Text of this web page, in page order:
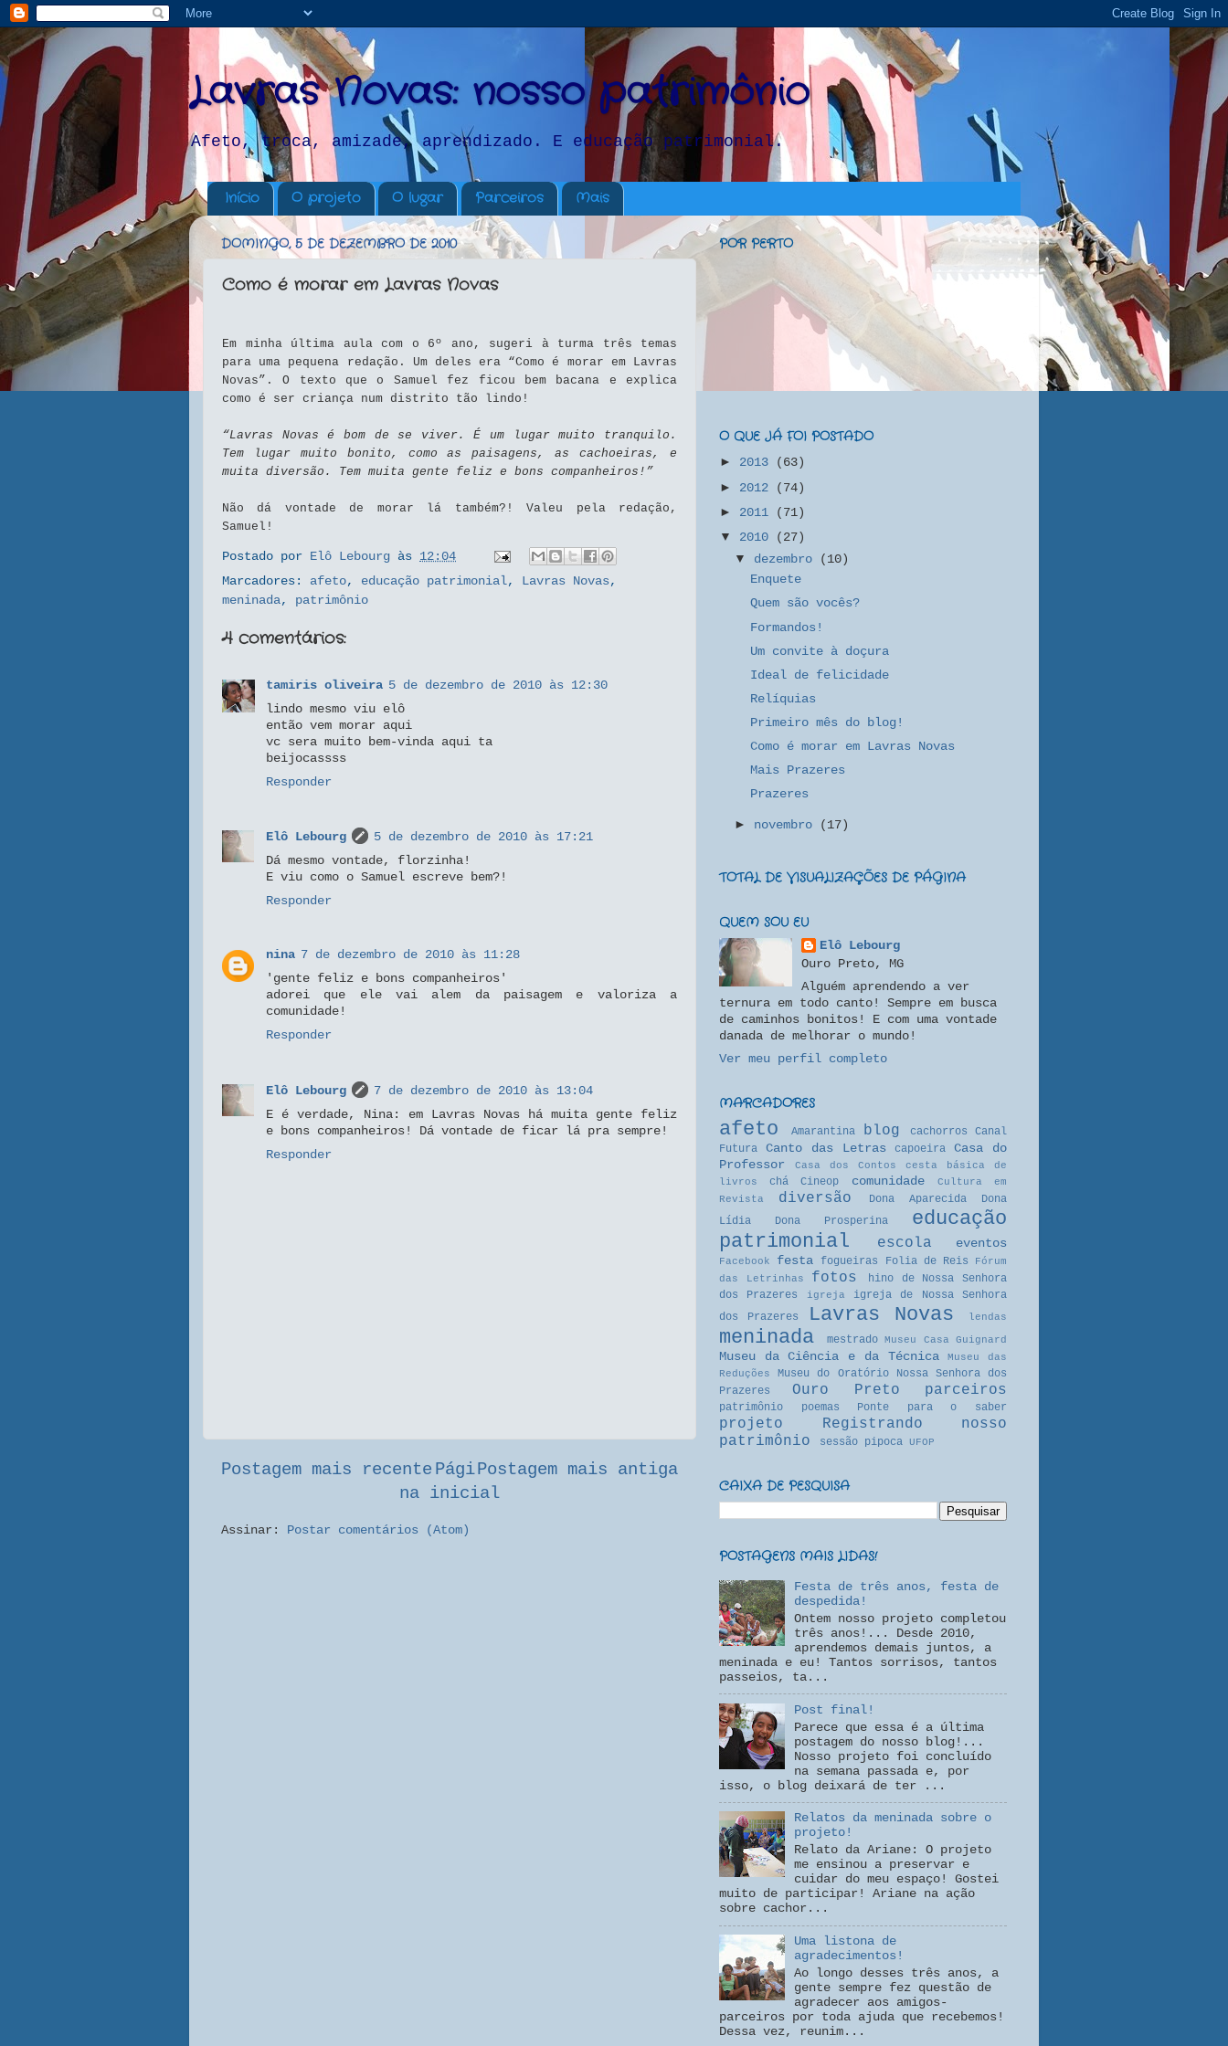
Lavras Novas: nosso patrimônio
Afeto, troca, amizade, aprendizado. E educação patrimonial.
Início O projeto O lugar Parceiros Mais
DOMINGO, 5 DE DEZEMBRO DE 2010
Como é morar em Lavras Novas
Em minha última aula com o 6º ano, sugeri à turma três temas
para uma pequena redação. Um deles era “Como é morar em Lavras
Novas”. O texto que o Samuel fez ficou bem bacana e explica
como é ser criança num distrito tão lindo!
“Lavras Novas é bom de se viver. É um lugar muito tranquilo.
Tem lugar muito bonito, como as paisagens, as cachoeiras, e
muita diversão. Tem muita gente feliz e bons companheiros!”
Não dá vontade de morar lá também?! Valeu pela redação,
Samuel!
Postado por Elô Lebourg às 12:04
Marcadores: afeto, educação patrimonial, Lavras Novas,
meninada, patrimônio
4 comentários:
tamiris oliveira 5 de dezembro de 2010 às 12:30
lindo mesmo viu elô
então vem morar aqui
vc sera muito bem-vinda aqui ta
beijocassss
Responder
Elô Lebourg
5 de dezembro de 2010 às 17:21
Dá mesmo vontade, florzinha!
E viu como o Samuel escreve bem?!
Responder
nina 7 de dezembro de 2010 às 11:28
'gente feliz e bons companheiros'
adorei que ele vai alem da paisagem e valoriza a
comunidade!
Responder
Elô Lebourg
7 de dezembro de 2010 às 13:04
E é verdade, Nina: em Lavras Novas há muita gente feliz
e bons companheiros! Dá vontade de ficar lá pra sempre!
Responder
Postagem mais recente Postagem mais antiga
Pági
na inicial
Assinar: Postar comentários (Atom)
POR PERTO
O QUE JÁ FOI POSTADO
► 2013
(63)
► 2012
(74)
► 2011
(71)
▼ 2010
(27)
▼ dezembro
(10)
Enquete
Quem são vocês?
Formandos!
Um convite à doçura
Ideal de felicidade
Relíquias
Primeiro mês do blog!
Como é morar em Lavras Novas
Mais Prazeres
Prazeres
► novembro (17)
TOTAL DE VISUALIZAÇÕES DE PÁGINA
QUEM SOU EU
Elô Lebourg
Ouro Preto, MG
Alguém aprendendo a ver
ternura em todo canto! Sempre em busca
de caminhos bonitos! E com uma vontade
danada de melhorar o mundo!
Ver meu perfil completo
MARCADORES
afeto Amarantina blog cachorros
Canal
Futura
Canto das Letras capoeira
Casa do
Professor
Casa dos Contos
cesta básica de
livros
chá Cineop comunidade
Cultura em
Revista
diversão Dona Aparecida
Dona
Lídia
Dona Prosperina
educação
patrimonial
escola eventos
Facebook festa fogueiras Folia de Reis
Fórum
das Letrinhas
fotos
hino de Nossa Senhora
dos Prazeres
igreja
igreja de Nossa Senhora
dos Prazeres
Lavras Novas lendas
meninada mestrado Museu Casa Guignard
Museu da Ciência e da Técnica
Museu das
Reduções
Museu do Oratório
Nossa Senhora dos
Prazeres
Ouro Preto parceiros
patrimônio poemas Ponte para o saber
projeto
Registrando nosso
patrimônio
sessão pipoca UFOP
CAIXA DE PESQUISA
POSTAGENS MAIS LIDAS!
Festa de três anos, festa de
despedida!
Ontem nosso projeto completou
três anos!... Desde 2010,
aprendemos demais juntos, a
meninada e eu! Tantos sorrisos, tantos
passeios, ta...
Post final!
Parece que essa é a última
postagem do nosso blog!...
Nosso projeto foi concluído
na semana passada e, por
isso, o blog deixará de ter ...
Relatos da meninada sobre o
projeto!
Relato da Ariane: O projeto
me ensinou a preservar e
cuidar do meu espaço! Gostei
muito de participar! Ariane na ação
sobre cachor...
Uma listona de
agradecimentos!
Ao longo desses três anos, a
gente sempre fez questão de
agradecer aos amigos-
parceiros por toda ajuda que recebemos!
Dessa vez, reunim...